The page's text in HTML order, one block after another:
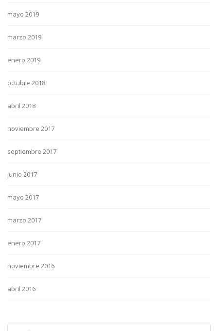
mayo 2019
marzo 2019
enero 2019
octubre 2018
abril 2018
noviembre 2017
septiembre 2017
junio 2017
mayo 2017
marzo 2017
enero 2017
noviembre 2016
abril 2016